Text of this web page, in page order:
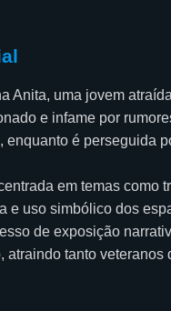
Anita, uma jovem
e infame por
é perseguida
em temas como
e uso simbólico dos
de exposição
tanto